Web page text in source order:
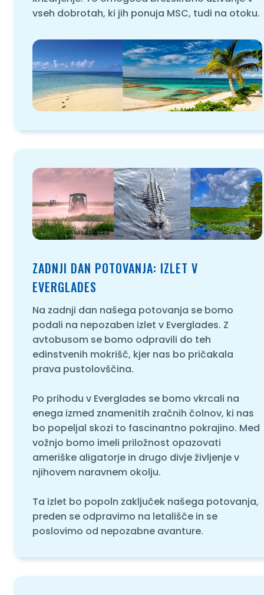
vseh dobrotah, ki jih ponuja MSC, tudi na otoku.
ZADNJI DAN POTOVANJA: IZLET V
EVERGLADES
Na zadnji dan našega potovanja se bomo
podali na nepozaben izlet v Everglades. Z
avtobusom se bomo odpravili do teh
edinstvenih mokrišč, kjer nas bo pričakala
prava pustolovščina.
Po prihodu v Everglades se bomo vkrcali na
enega izmed znamenitih zračnih čolnov, ki nas
bo popeljal skozi to fascinantno pokrajino. Med
vožnjo bomo imeli priložnost opazovati
ameriške aligatorje in drugo divje življenje v
njihovem naravnem okolju.
Ta izlet bo popoln zaključek našega potovanja,
preden se odpravimo na letališče in se
poslovimo od nepozabne avanture.